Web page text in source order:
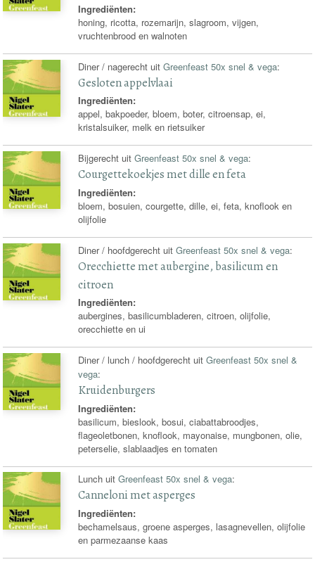
Ingrediënten:
honing, ricotta, rozemarijn, slagroom, vijgen,
vruchtenbrood en walnoten
Diner / nagerecht uitGreenfeast 50x snel & vega:
Gesloten appelvlaai
Ingrediënten:
appel, bakpoeder, bloem, boter, citroensap, ei,
kristalsuiker, melk en rietsuiker
Bijgerecht uitGreenfeast 50x snel & vega:
Courgettekoekjes met dille en feta
Ingrediënten:
bloem, bosuien, courgette, dille, ei, feta, knoflook en
olijfolie
Diner / hoofdgerecht uitGreenfeast 50x snel & vega:
Orecchiette met aubergine, basilicum en
citroen
Ingrediënten:
aubergines, basilicumbladeren, citroen, olijfolie,
orecchiette en ui
Diner / lunch / hoofdgerecht uitGreenfeast 50x snel &
vega:
Kruidenburgers
Ingrediënten:
basilicum, bieslook, bosui, ciabattabroodjes,
flageoletbonen, knoflook, mayonaise, mungbonen, olie,
peterselie, slablaadjes en tomaten
Lunch uitGreenfeast 50x snel & vega:
Canneloni met asperges
Ingrediënten:
bechamelsaus, groene asperges, lasagnevellen, olijfolie
en parmezaanse kaas